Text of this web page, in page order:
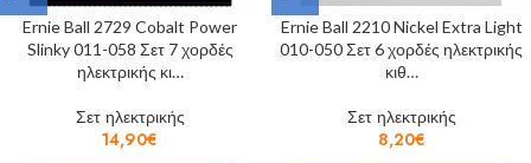
Ernie Ball 2729 Cobalt Power
Slinky 011-058 Σετ 7 χορδές
ηλεκτρικής κι…
Σετ ηλεκτρικής
14,90€
Ernie Ball 2210 Nickel Extra Light
010-050 Σετ 6 χορδές ηλεκτρικής
κιθ…
Σετ ηλεκτρικής
8,20€